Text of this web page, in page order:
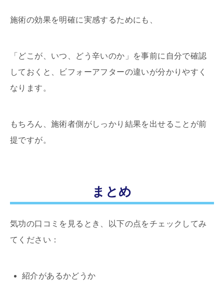
施術の効果を明確に実感するためにも、
「どこが、いつ、どう辛いのか」を事前に自分で確認
しておくと、ビフォーアフターの違いが分かりやすく
なります。
もちろん、施術者側がしっかり結果を出せることが前
提ですが。
まとめ
気功の口コミを見るとき、以下の点をチェックしてみ
てください：
紹介があるかどうか